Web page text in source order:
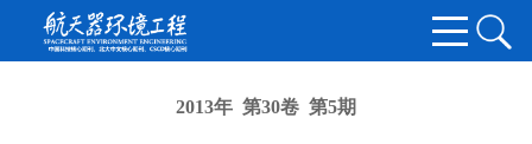
2013年 第30卷 第5期